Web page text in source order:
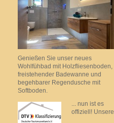
Genießen Sie unser neues
Wohlfühbad mit Holzfliesenboden,
freistehender Badewanne und
begehbarer Regendusche mit
Softboden.
... nun ist es
offiziell! Unsere